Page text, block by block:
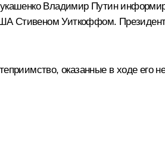
Владимир Путин
Стивеном Уиткоффом.
оказанные в ходе его